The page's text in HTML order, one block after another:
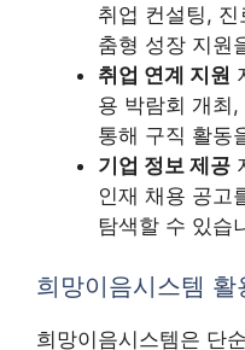
취업 컨설팅,
춤형 성장 지원
취업 연계 지원
용 박람회 개최
통해 구직 활동
기업 정보 제공
인재 채용 공고
탐색할 수 있습
희망이음시스템 활
희망이음시스템은 단